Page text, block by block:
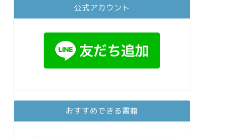
公式アカウント
おすすめできる書籍